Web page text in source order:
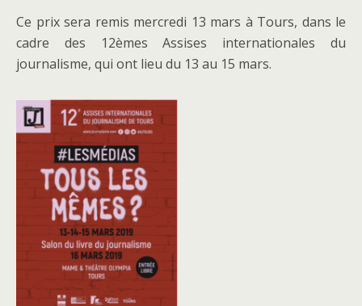
Ce prix sera remis mercredi 13 mars à Tours, dans le
cadre des 12èmes Assises internationales du
journalisme, qui ont lieu du 13 au 15 mars.